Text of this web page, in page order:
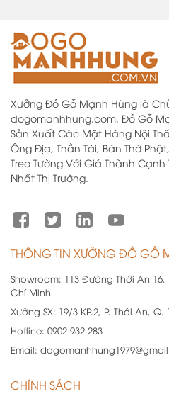
Xưởng Đồ Gỗ Mạnh Hùng là
dogomanhhung.com. Đồ Gỗ
Sản Xuất Các Mặt Hàng Nội
Ông Địa, Thần Tài, Bàn Thờ
Treo Tường Với Giá Thành
Nhất Thị Trường.
THÔNG TIN XƯỞNG ĐỒ GỖ
Showroom: 113 Đường Thới An 16,
Chí Minh
Xưởng SX: 19/3 KP.2, P. Thới An, Q.
Hotline: 0902 932 283
Email:
CHÍNH SÁCH